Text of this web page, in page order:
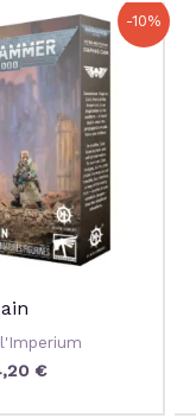
-10%
:
€.
€
Le
prix
actuel
est :
34,20 €.